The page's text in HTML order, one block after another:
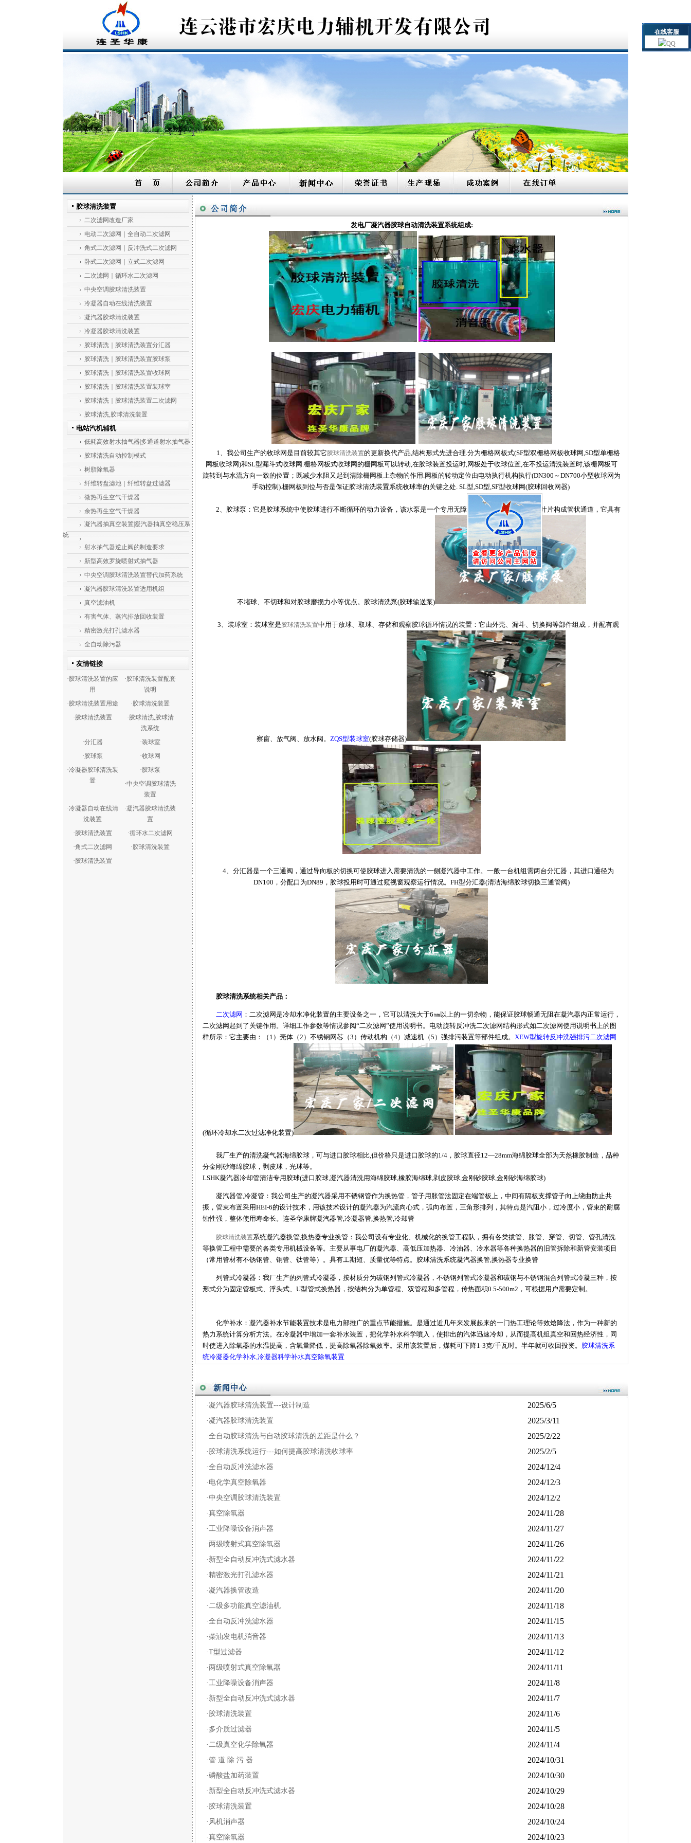
胶球清洗装置
二次滤网改造厂家
电动二次滤网｜全自动二次滤网
角式二次滤网｜反冲洗式二次滤网
卧式二次滤网｜立式二次滤网
二次滤网｜循环水二次滤网
中央空调胶球清洗装置
冷凝器自动在线清洗装置
凝汽器胶球清洗装置
冷凝器胶球清洗装置
胶球清洗｜胶球清洗装置分汇器
胶球清洗｜胶球清洗装置胶球泵
胶球清洗｜胶球清洗装置收球网
胶球清洗｜胶球清洗装置装球室
胶球清洗｜胶球清洗装置二次滤网
胶球清洗,胶球清洗装置
电站汽机辅机
低耗高效射水抽气器|多通道射水抽气器
胶球清洗自动控制模式
树脂除氧器
纤维转盘滤池｜纤维转盘过滤器
微热再生空气干燥器
余热再生空气干燥器
凝汽器抽真空装置|凝汽器抽真空稳压系
统
射水抽气器逆止阀的制造要求
新型高效罗旋喷射式抽气器
中央空调胶球清洗装置替代加药系统
凝汽器胶球清洗装置适用机组
真空滤油机
有害气体、蒸汽排放回收装置
精密激光打孔滤水器
全自动除污器
友情链接
· 胶球清洗装置的应
用
· 胶球清洗装置配套
说明
· 胶球清洗装置用途 · 胶球清洗装置
· 胶球清洗装置 · 胶球清洗,胶球清
洗系统
·分汇器 ·装球室
· 胶球泵 ·收球网
·冷凝器胶球清洗装
置
· 胶球泵
·中央空调胶球清洗
装置
·冷凝器自动在线清
洗装置
·凝汽器胶球清洗装
置
· 胶球清洗装置 ·循环水二次滤网
·角式二次滤网 · 胶球清洗装置
· 胶球清洗装置
发电厂凝汽器胶球自动清洗装置系统组成:
1、我公司生产的收球网是目前较其它 胶球清洗装置的更新换代产品,结构形式先进合理.分为栅格网板式(SF型双栅格网板收球网,SD型单栅格
网板收球网)和SL型漏斗式收球网.栅格网板式收球网的栅网板可以转动,在胶球装置投运时,网板处于收球位置,在不投运清洗装置时,该栅网板可
旋转到与水流方向一致的位置；既减少水阻又起到清除栅网板上杂物的作用.网板的转动定位由电动执行机构执行(DN300～DN700小型收球网为
手动控制).栅网板到位与否是保证胶球清洗装置系统收球率的关键之处. SL型,SD型,SF型收球网(胶球回收网器)
2、胶球泵：它是胶球系统中使胶球进行不断循环的动力设备，该水泵是一个专用无障碍离心泵，其叶轮由两片叶片构成管状通道，它具有
不堵球、不切球和对胶球磨损力小等优点。胶球清洗泵(胶球输送泵)
3、装球室：装球室是 胶球清洗装置中用于放球、取球、存储和观察胶球循环情况的装置：它由外壳、漏斗、切换阀等部件组成，并配有观
察窗、放气阀、放水阀。 ZQS型装球室(胶球存储器)
4、分汇器是一个三通阀，通过导向板的切换可使胶球进入需要清洗的一侧凝汽器中工作。一般一台机组需两台分汇器，其进口通径为
DN100，分配口为DN89，胶球投用时可通过窥视窗观察运行情况。FH型分汇器(清洁海绵胶球切换三通管阀)
胶球清洗系统相关产品：
二次滤网 ：二次滤网是冷却水净化装置的主要设备之一，它可以清洗大于6㎜以上的一切杂物，能保证胶球畅通无阻在凝汽器内正常运行，
二次滤网起到了关键作用。详细工作参数等情况参阅“二次滤网”使用说明书。电动旋转反冲洗二次滤网结构形式如二次滤网使用说明书上的图
样所示：它主要由：（1）壳体（2）不锈钢网芯（3）传动机构（4）减速机（5）强排污装置等部件组成。 XEW型旋转反冲洗强排污二次滤网
(循环冷却水二次过滤净化装置)
我厂生产的清洗凝气器海绵胶球，可与进口胶球相比,但价格只是进口胶球的1/4，胶球直径12—28mm海绵胶球全部为天然橡胶制造，品种
分金刚砂海绵胶球，剥皮球，光球等。
LSHK凝汽器冷却管清洁专用胶球(进口胶球,凝汽器清洗用海绵胶球,橡胶海绵球,剥皮胶球,金刚砂胶球,金刚砂海绵胶球)
凝汽器管,冷凝管：我公司生产的凝汽器采用不锈钢管作为换热管，管子用胀管法固定在端管板上，中间有隔板支撑管子向上绕曲防止共
振，管束布置采用HEI-6的设计技术，用该技术设计的凝汽器为汽流向心式，弧向布置，三角形排列，其特点是汽阻小，过冷度小，管束的耐腐
蚀性强，整体使用寿命长。连圣华康牌凝汽器管,冷凝器管,换热管,冷却管
胶球清洗装置系统凝汽器换管,换热器专业换管：我公司设有专业化、机械化的换管工程队，拥有各类拔管、胀管、穿管、切管、管孔清洗
等换管工程中需要的各类专用机械设备等。主要从事电厂的凝汽器、高低压加热器、冷油器、冷水器等各种换热器的旧管拆除和新管安装项目
（常用管材有不锈钢管、铜管、钛管等）。具有工期短、质量优等特点。胶球清洗系统凝汽器换管,换热器专业换管
列管式冷凝器：我厂生产的列管式冷凝器，按材质分为碳钢列管式冷凝器，不锈钢列管式冷凝器和碳钢与不锈钢混合列管式冷凝三种，按
形式分为固定管板式、浮头式、U型管式换热器，按结构分为单管程、双管程和多管程，传热面积0.5-500m2，可根据用户需要定制。
化学补水：凝汽器补水节能装置技术是电力部推广的重点节能措施。是通过近几年来发展起来的一门热工理论等效焓降法，作为一种新的
热力系统计算分析方法。在冷凝器中增加一套补水装置，把化学补水科学噴入，使排出的汽体迅速冷却，从而提高机组真空和回热经济性，同
时使进入除氧器的水温提高，含氧量降低，提高除氧器除氧效率。采用该装置后，煤耗可下降1-3克/千瓦时。半年就可收回投资。
胶球清洗系
统冷凝器化学补水,冷凝器科学补水真空除氧装置
·凝汽器胶球清洗装置---设计制造 2025/6/5
·凝汽器胶球清洗装置 2025/3/11
·全自动胶球清洗与自动胶球清洗的差距是什么？ 2025/2/22
·胶球清洗系统运行---如何提高胶球清洗收球率 2025/2/5
·全自动反冲洗滤水器 2024/12/4
·电化学真空除氧器 2024/12/3
·中央空调胶球清洗装置 2024/12/2
·真空除氧器 2024/11/28
·工业降噪设备消声器 2024/11/27
·两级喷射式真空除氧器 2024/11/26
·新型全自动反冲洗式滤水器 2024/11/22
·精密激光打孔滤水器 2024/11/21
·凝汽器换管改造 2024/11/20
·二级多功能真空滤油机 2024/11/18
·全自动反冲洗滤水器 2024/11/15
·柴油发电机消音器 2024/11/13
·T型过滤器 2024/11/12
·两级喷射式真空除氧器 2024/11/11
·工业降噪设备消声器 2024/11/8
·新型全自动反冲洗式滤水器 2024/11/7
·胶球清洗装置 2024/11/6
·多介质过滤器 2024/11/5
·二级真空化学除氧器 2024/11/4
·管 道 除 污 器 2024/10/31
·磷酸盐加药装置 2024/10/30
·新型全自动反冲洗式滤水器 2024/10/29
·胶球清洗装置 2024/10/28
·风机消声器 2024/10/24
·真空除氧器 2024/10/23
在线客服